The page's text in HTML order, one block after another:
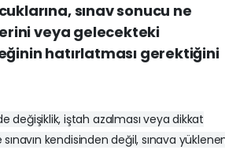
sınav sonucu ne
veya gelecekteki
hatırlatması gerektiğini
değişiklik, iştah azalması veya dikkat
kendisinden değil, sınava